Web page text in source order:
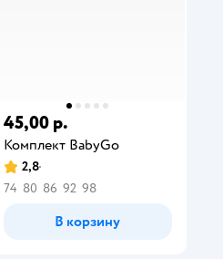
45,00 р.
Комплект BabyGо
2,8
74 80 86 92 98
В корзину